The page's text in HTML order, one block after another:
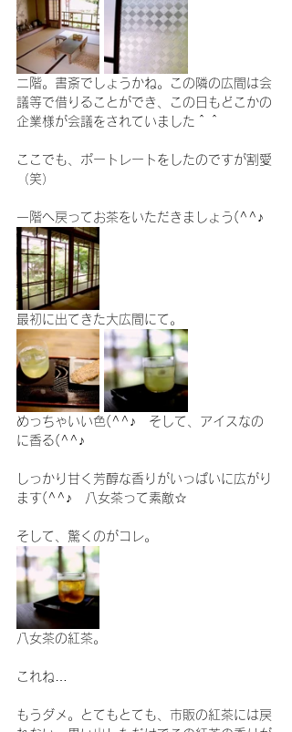
二階。書斎でしょうかね。この隣の広間は会
議等で借りることができ、この日もどこかの
企業様が会議をされていました＾＾
ここでも、ポートレートをしたのですが割愛
（笑）
一階へ戻ってお茶をいただきましょう(^^♪
最初に出てきた大広間にて。
めっちゃいい色(^^♪　そして、アイスなの
に香る(^^♪
しっかり甘く芳醇な香りがいっぱいに広がり
ます(^^♪　八女茶って素敵☆
そして、驚くのがコレ。
八女茶の紅茶。
これね…
もうダメ。とてもとても、市販の紅茶には戻